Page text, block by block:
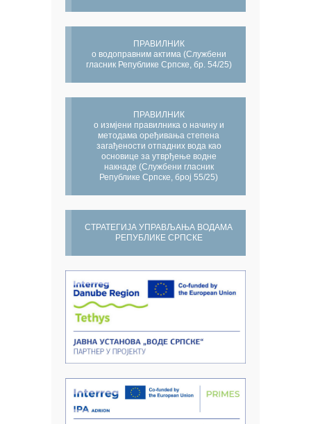
ПРАВИЛНИК
о водоправним актима (Службени
гласник Републике Српске, бр. 54/25)
ПРАВИЛНИК
о измјени правилника о начину и
методама оређивања степена
загађености отпадних вода као
основице за утврђење водне
накнаде (Службени гласник
Републике Српске, број 55/25)
СТРАТЕГИЈА УПРАВЉАЊА ВОДАМА
РЕПУБЛИКЕ СРПСКЕ